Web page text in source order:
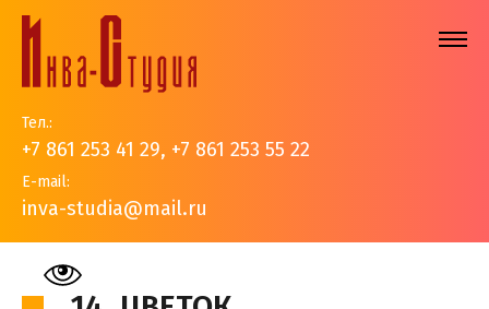
Тел.:
+7 861 253 41 29, +7 861 253 55 22
E-mail:
inva-studia@mail.ru
На главную > Наши работы > Авторские работы >